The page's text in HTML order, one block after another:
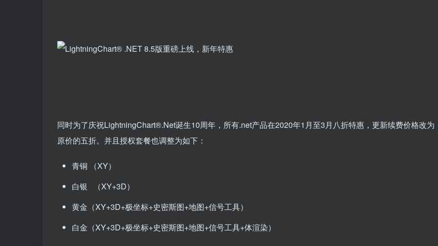
同时为了庆祝LightningChart®.Net诞生10周年，所有.net产品在2020年1月至3月八折特惠，更新续费价格改为
原价的五折。并且授权套餐也调整为如下：
青铜 （XY）
白银 （XY+3D）
黄金（XY+3D+极坐标+史密斯图+地图+信号工具）
白金（XY+3D+极坐标+史密斯图+地图+信号工具+体渲染）